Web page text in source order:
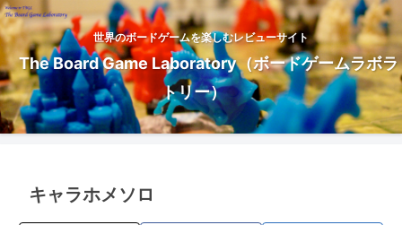
世界のボードゲームを楽しむレビューサイト
The Board Game Laboratory（ボードゲームラボラ
トリー）
キャラホメソロ